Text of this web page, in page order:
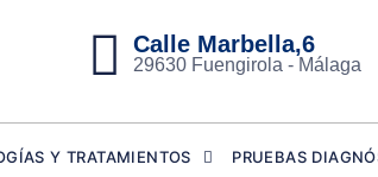
Calle Marbella,6
29630 Fuengirola - Málaga
Y TRATAMIENTOS PRUEBAS